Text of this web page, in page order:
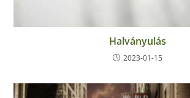
Halványulás
2023-01-15